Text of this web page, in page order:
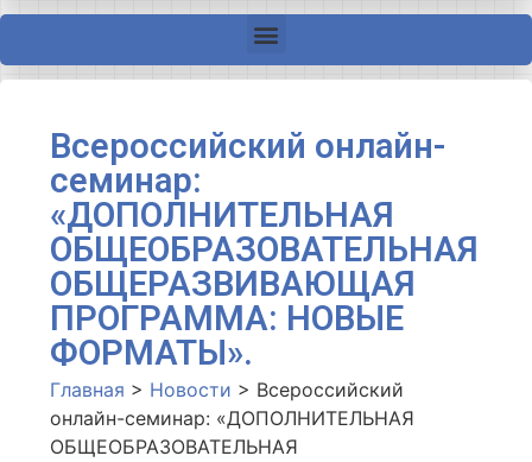
Всероссийский онлайн-
семинар:
«ДОПОЛНИТЕЛЬНАЯ
ОБЩЕОБРАЗОВАТЕЛЬНАЯ
ОБЩЕРАЗВИВАЮЩАЯ
ПРОГРАММА: НОВЫЕ
ФОРМАТЫ».
Главная > Новости > Всероссийский
онлайн-семинар: «ДОПОЛНИТЕЛЬНАЯ
ОБЩЕОБРАЗОВАТЕЛЬНАЯ